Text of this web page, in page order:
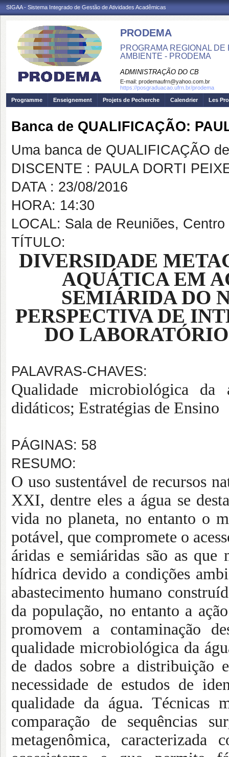
SIGAA - Sistema Integrado de Gestão de Atividades Acadêmicas
PRODEMA
PROGRAMA REGIONAL
AMBIENTE - PRODEMA
ADMINISTRAÇÃO DO CB
E-mail: prodemaufrn@yahoo.com.br
https://posgraduacao.ufrn.br/prodema
Programme
Enseignement Projets de Pecherche Calendrier Les
Banca de QUALIFICAÇÃO:
Uma banca de QUALIFICAÇÃO
DISCENTE : PAULA DORTI
DATA : 23/08/2016
HORA: 14:30
LOCAL: Sala de Reuniões,
TÍTULO:
DIVERSIDADE
AQUÁTICA EM
SEMIÁRIDA DO
PERSPECTIVA DE
DO
PALAVRAS-CHAVES:
Qualidade microbiológica da
didáticos; Estratégias de Ensino
PÁGINAS: 58
RESUMO:
O uso sustentável de recursos
XXI, dentre eles a água se
vida no planeta, no entanto o
potável, que compromete o
áridas e semiáridas são as
hídrica devido a condições
abastecimento humano
da população, no entanto a
promovem a contaminação
qualidade microbiológica da
de dados sobre a distribuição
necessidade de estudos de
qualidade da água. Técnicas
comparação de sequências
metagenômica,